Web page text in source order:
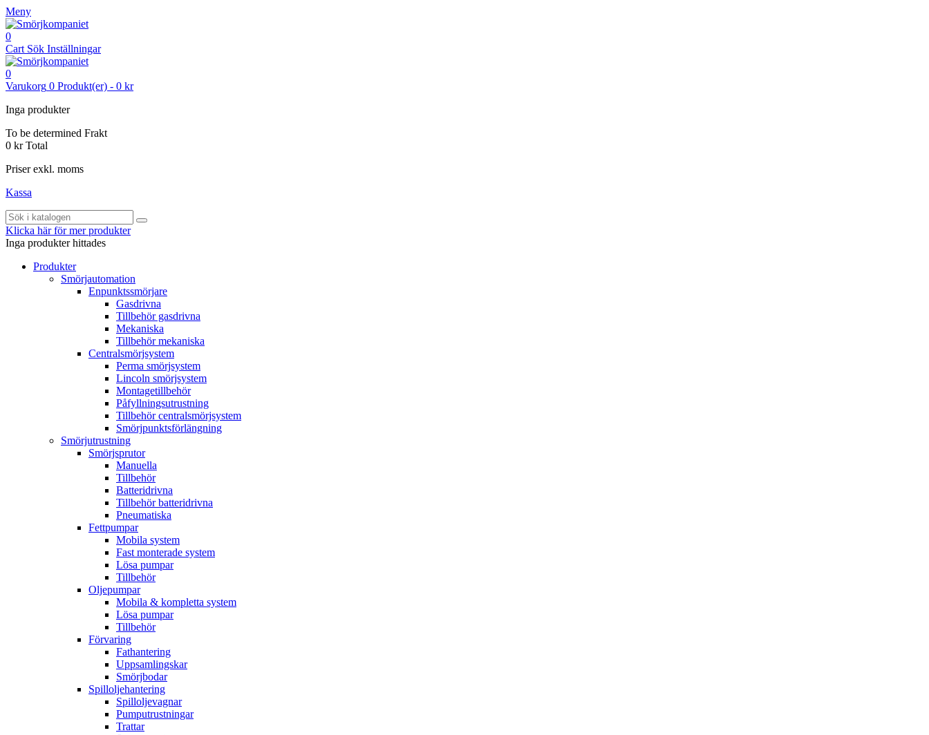
Meny
0
Cart Sök Inställningar
0
Varukorg 0 Produkt(er) - 0 kr
Inga produkter
To be determined Frakt
0 kr Total
Priser exkl. moms
Kassa
Klicka här för mer produkter
Inga produkter hittades
Produkter
Smörjautomation
Enpunktssmörjare
Gasdrivna
Tillbehör gasdrivna
Mekaniska
Tillbehör mekaniska
Centralsmörjsystem
Perma smörjsystem
Lincoln smörjsystem
Montagetillbehör
Påfyllningsutrustning
Tillbehör centralsmörjsystem
Smörjpunktsförlängning
Smörjutrustning
Smörjsprutor
Manuella
Tillbehör
Batteridrivna
Tillbehör batteridrivna
Pneumatiska
Fettpumpar
Mobila system
Fast monterade system
Lösa pumpar
Tillbehör
Oljepumpar
Mobila & kompletta system
Lösa pumpar
Tillbehör
Förvaring
Fathantering
Uppsamlingskar
Smörjbodar
Spilloljehantering
Spilloljevagnar
Pumputrustningar
Trattar